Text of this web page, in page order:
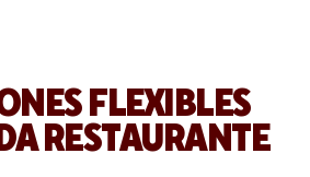
FLEXIBLES
RESTAURANTE